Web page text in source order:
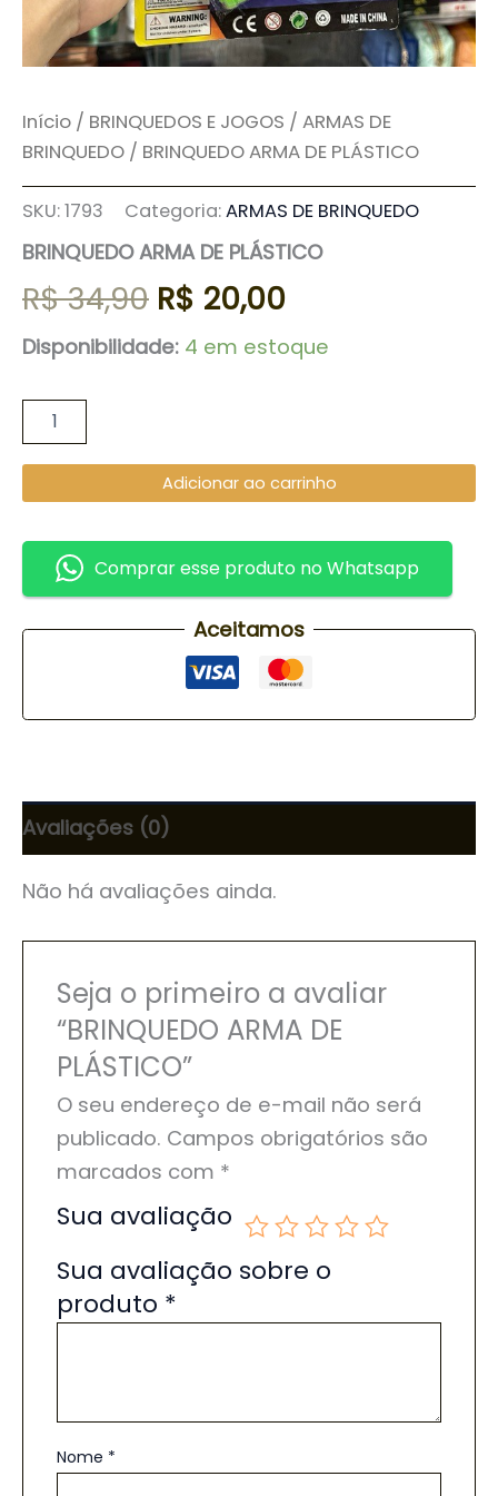
Início / BRINQUEDOS E JOGOS / ARMAS DE
BRINQUEDO / BRINQUEDO ARMA DE PLÁSTICO
SKU:1793 Categoria:ARMAS DE BRINQUEDO
BRINQUEDO ARMA DE PLÁSTICO
R$34,90 R$ 20,00
Disponibilidade: 4 em estoque
Adicionar ao carrinho
Comprar esse produto no Whatsapp
Aceitamos
Avaliações (0)
Não há avaliações ainda.
Seja o primeiro a avaliar
“BRINQUEDO ARMA DE
PLÁSTICO”
O seu endereço de e-mail não será
publicado. Campos obrigatórios são
marcados com *
Sua avaliação
Sua avaliação sobre o
produto *
Nome *